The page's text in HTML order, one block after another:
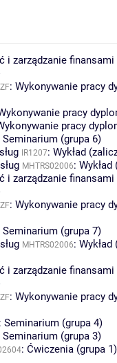
i zarządzanie finansami
: Wykonywanie pracy
pracy
pracy
Seminarium (grupa 6)
IR1207: Wykład
MHTRS02006: Wykład
i zarządzanie finansami
: Wykonywanie pracy
Seminarium (grupa 7)
MHTRS02006:
i zarządzanie finansami
: Wykonywanie pracy
: Seminarium (grupa 4)
Seminarium (grupa 3)
: Ćwiczenia (grupa 1)